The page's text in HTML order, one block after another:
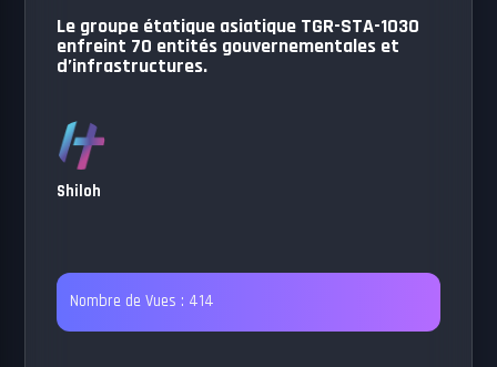
Le groupe étatique asiatique TGR-STA-1030
enfreint 70 entités gouvernementales et
d’infrastructures.
Shiloh
Nombre de Vues : 414